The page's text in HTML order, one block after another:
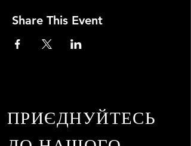
Share This Event
ПРИЄДНУЙТЕСЬ